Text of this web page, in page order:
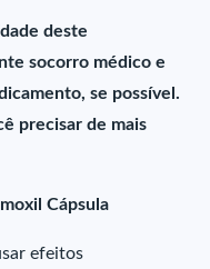
deste
socorro médico e
se possível.
precisar de mais
Cápsula
efeitos